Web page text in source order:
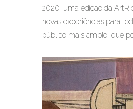
2020, uma edição da
novas experiências para
público mais amplo, que